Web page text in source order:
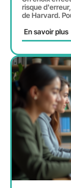
risque
de Harvard.
En savoir plus